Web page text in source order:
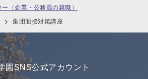
（企業・公務員の就職）
集団面接対策講座
園SNS公式アカウント